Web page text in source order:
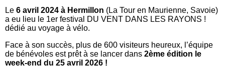
Le 6 avril 2024 à Hermillon (La Tour en Maurienne, Savoie)
a eu lieu le 1er festival DU VENT DANS LES RAYONS !
dédié au voyage à vélo.
Face à son succès, plus de 600 visiteurs heureux, l’équipe
de bénévoles est prêt à se lancer dans 2ème édition le
week-end du 25 avril 2026 !